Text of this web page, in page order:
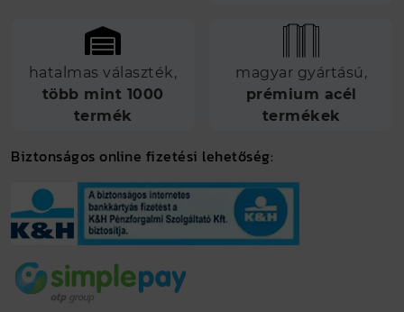
hatalmas választék,
több mint 1000
termék
magyar gyártású,
prémium acél
termékek
Biztonságos online fizetési lehetőség: